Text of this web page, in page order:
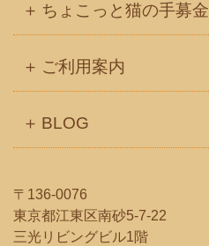
ちょこっと猫の手募金
ご利用案内
BLOG
〒136-0076
東京都江東区南砂5-7-22
三光リビングビル1階